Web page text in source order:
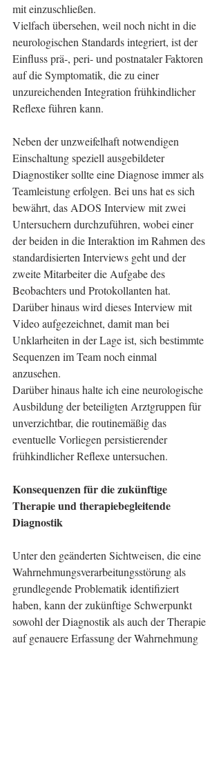
mit einzuschließen.
Vielfach übersehen, weil noch nicht in die
neurologischen Standards integriert, ist der
Einfluss prä-, peri- und postnataler Faktoren
auf die Symptomatik, die zu einer
unzureichenden Integration frühkindlicher
Reflexe führen kann.
Neben der unzweifelhaft notwendigen
Einschaltung speziell ausgebildeter
Diagnostiker sollte eine Diagnose immer als
Teamleistung erfolgen. Bei uns hat es sich
bewährt, das ADOS Interview mit zwei
Untersuchern durchzuführen, wobei einer
der beiden in die Interaktion im Rahmen des
standardisierten Interviews geht und der
zweite Mitarbeiter die Aufgabe des
Beobachters und Protokollanten hat.
Darüber hinaus wird dieses Interview mit
Video aufgezeichnet, damit man bei
Unklarheiten in der Lage ist, sich bestimmte
Sequenzen im Team noch einmal
anzusehen.
Darüber hinaus halte ich eine neurologische
Ausbildung der beteiligten Arztgruppen für
unverzichtbar, die routinemäßig das
eventuelle Vorliegen persistierender
frühkindlicher Reflexe untersuchen.
Konsequenzen für die zukünftige
Therapie und therapiebegleitende
Diagnostik
Unter den geänderten Sichtweisen, die eine
Wahrnehmungsverarbeitungsstörung als
grundlegende Problematik identifiziert
haben, kann der zukünftige Schwerpunkt
sowohl der Diagnostik als auch der Therapie
auf genauere Erfassung der Wahrnehmung